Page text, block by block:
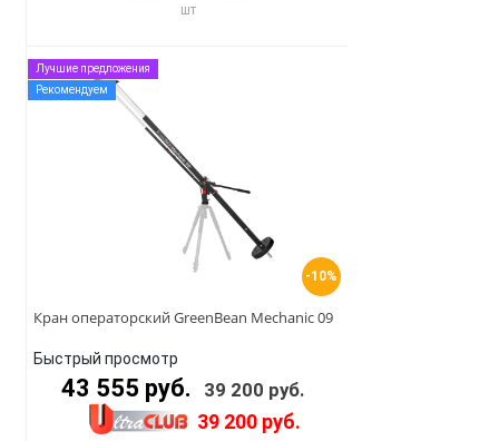
шт
-10%
Лучшие предложения
Рекомендуем
Кран операторский GreenBean Mechanic 09
Быстрый просмотр
43 555 руб. 39 200 руб.
39 200 руб.